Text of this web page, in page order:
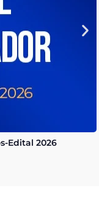
Edital 2026